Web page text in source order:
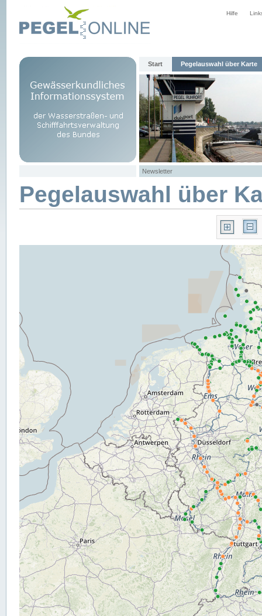
Hilfe
Start Pegelauswahl über Karte
Newsletter
Pegelauswahl über